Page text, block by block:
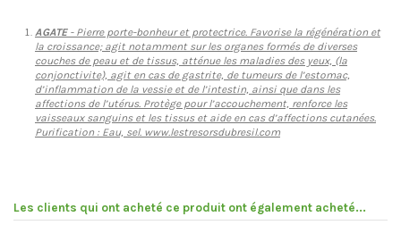
AGATE - Pierre porte-bonheur et protectrice. Favorise la régénération et
la croissance; agit notamment sur les organes formés de diverses
couches de peau et de tissus, atténue les maladies des yeux, (la
conjonctivite), agit en cas de gastrite, de tumeurs de l’estomac,
d’inflammation de la vessie et de l’intestin, ainsi que dans les
affections de l’utérus. Protège pour l’accouchement, renforce les
vaisseaux sanguins et les tissus et aide en cas d’affections cutanées.
Purification : Eau, sel. www.lestresorsdubresil.com
Les clients qui ont acheté ce produit ont également acheté...